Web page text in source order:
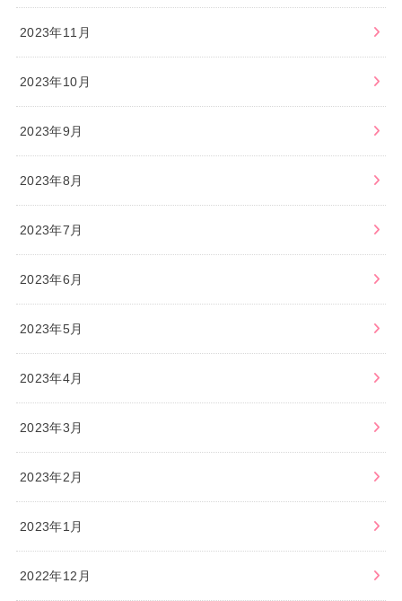
2023年11月
2023年10月
2023年9月
2023年8月
2023年7月
2023年6月
2023年5月
2023年4月
2023年3月
2023年2月
2023年1月
2022年12月